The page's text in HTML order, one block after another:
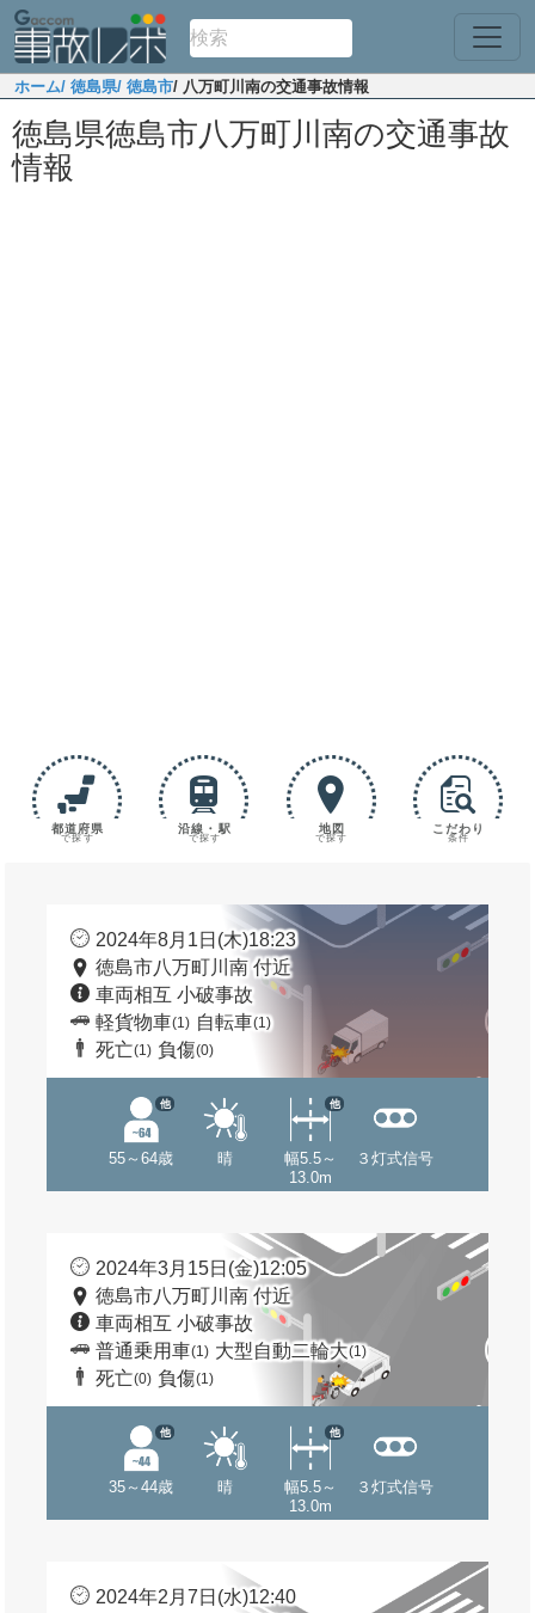
ホーム/ 徳島県/ 徳島市/ 八万町川南の交通事故情報
徳島県徳島市八万町川南の交通事故
情報
都道府県
で探す
沿線・駅
で探す
地図
で探す
こだわり
条件
2024年8月1日(木)18:23
徳島市八万町川南 付近
車両相互 小破事故
軽貨物車(1) 自転車(1)
死亡(1) 負傷(0)
55～64歳
他
晴
幅5.5～
13.0m
他
３灯式信号
2024年3月15日(金)12:05
徳島市八万町川南 付近
車両相互 小破事故
普通乗用車(1) 大型自動二輪大(1)
死亡(0) 負傷(1)
35～44歳
他
晴
幅5.5～
13.0m
他
３灯式信号
2024年2月7日(水)12:40